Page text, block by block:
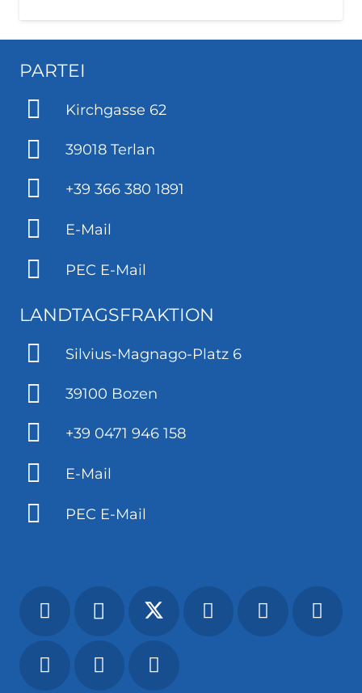
PARTEI
Kirchgasse 62
39018 Terlan
+39 366 380 1891
E-Mail
PEC E-Mail
LANDTAGSFRAKTION
Silvius-Magnago-Platz 6
39100 Bozen
+39 0471 946 158
E-Mail
PEC E-Mail